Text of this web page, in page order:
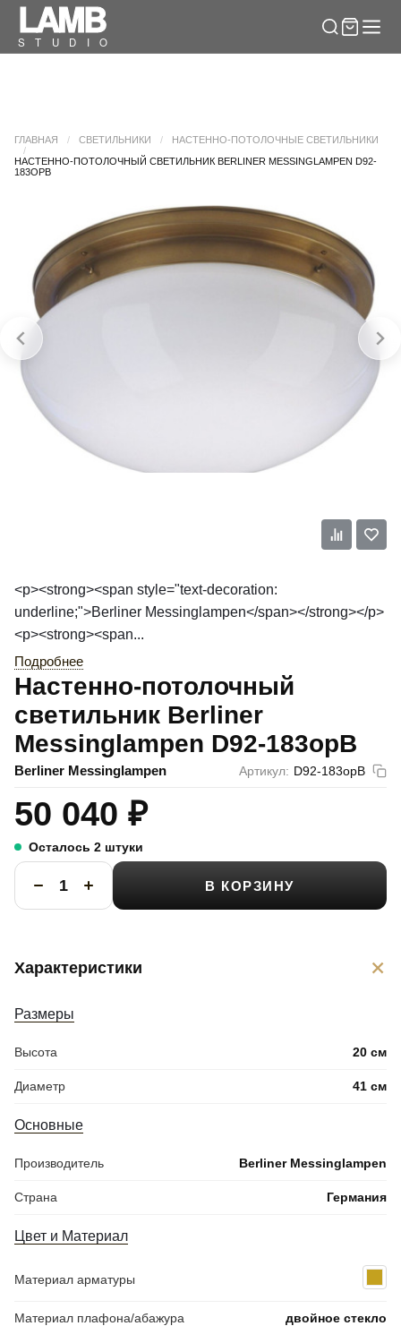
LAMB
S T U D I O
ГЛАВНАЯ / СВЕТИЛЬНИКИ /
НАСТЕННО-ПОТОЛОЧНЫЕ СВЕТИЛЬНИКИ
/
НАСТЕННО-ПОТОЛОЧНЫЙ СВЕТИЛЬНИК BERLINER MESSINGLAMPEN D92-
183OPB
<p><strong><span style="text-decoration:
underline;">Berliner Messinglampen</span></strong></p>
<p><strong><span...
Подробнее
50 040 ₽
В КОРЗИНУ
Настенно-потолочный
светильник Berliner
Messinglampen D92-183opB
Berliner Messinglampen Артикул: D92-183opB
Осталось 2 штуки
Характеристики +
Размеры
Высота 20 см
Диаметр 41 см
Основные
Производитель Berliner Messinglampen
Страна Германия
Цвет и Материал
Материал арматуры
Материал плафона/абажура двойное стекло